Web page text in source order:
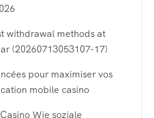
withdrawal methods at
(20260713053107-17)
pour maximiser vos
mobile casino
Wie soziale